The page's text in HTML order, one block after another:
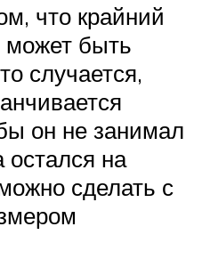
что крайний
может быть
случается,
он не занимал
остался на
сделать с